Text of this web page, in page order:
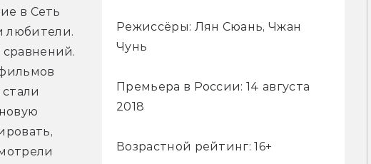
Режиссёры: Лян Сюань, Чжан
Чунь
Премьера в России: 14 августа
2018
Возрастной рейтинг: 16+
в Сеть
любители.
сравнений.